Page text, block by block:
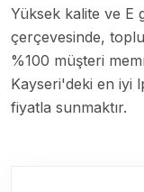
Yüksek kalite ve E
çerçevesinde,
%100 müşteri
Kayseri'deki en iyi
fiyatla sunmaktır.